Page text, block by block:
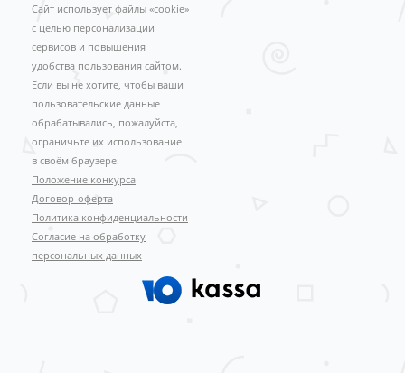
Сайт использует файлы «cookie»
с целью персонализации
сервисов и повышения
удобства пользования сайтом.
Если вы не хотите, чтобы ваши
пользовательские данные
обрабатывались, пожалуйста,
ограничьте их использование
в своём браузере.
Положение конкурса
Договор-оферта
Политика конфиденциальности
Согласие на обработку
персональных данных